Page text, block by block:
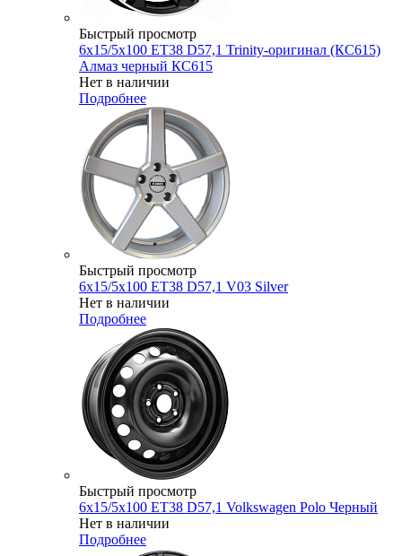
Быстрый просмотр
6x15/5x100 ET38 D57,1 Trinity-оригинал (КС615)
Алмаз черный КС615
Нет в наличии
Подробнее
Быстрый просмотр
6x15/5x100 ET38 D57,1 V03 Silver
Нет в наличии
Подробнее
Быстрый просмотр
6x15/5x100 ET38 D57,1 Volkswagen Polo Черный
Нет в наличии
Подробнее